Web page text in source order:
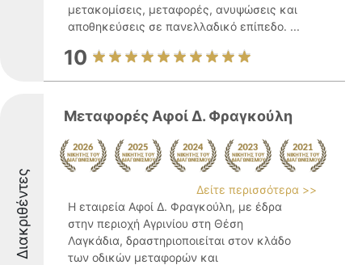
μετακομίσεις, μεταφορές, ανυψώσεις και
αποθηκεύσεις σε πανελλαδικό επίπεδο. ...
10
Διακριθέντες
Μεταφορές Αφοί Δ. Φραγκούλη
Δείτε περισσότερα >>
Η εταιρεία Αφοί Δ. Φραγκούλη, με έδρα
στην περιοχή Αγρινίου στη Θέση
Λαγκάδια, δραστηριοποιείται στον κλάδο
των οδικών μεταφορών και